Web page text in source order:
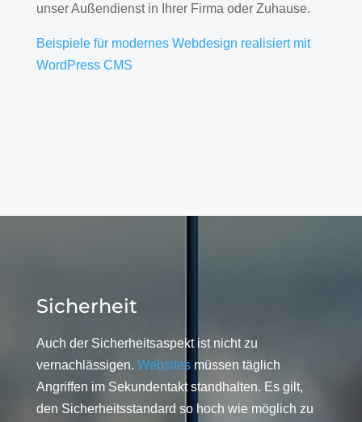
unser Außendienst in Ihrer Firma oder Zuhause.
Beispiele für modernes Webdesign realisiert mit
WordPress CMS
Sicherheit
Auch der Sicherheitsaspekt ist nicht zu
vernachlässigen. Websitesmüssen täglich
Angriffen im Sekundentakt standhalten. Es gilt,
den Sicherheitsstandard so hoch wie möglich zu